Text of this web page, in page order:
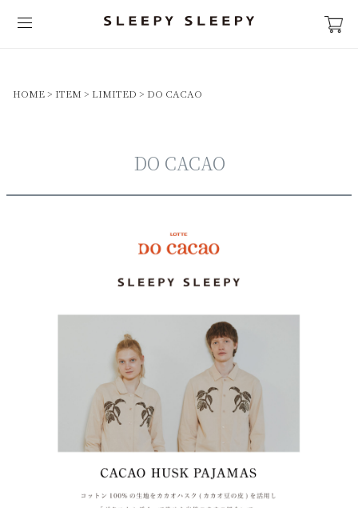
HOME ITEM LIMITED DO CACAO
DO CACAO
〜
カラー
レッド・オレンジ系
パープル・ブルー系
柄プリント系
ストライプ系
ボーダー系
在庫なし商品
在庫なし商品を表示しない